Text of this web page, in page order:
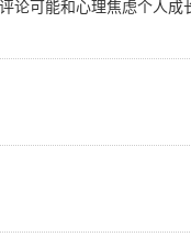
论可能和心理焦虑个人